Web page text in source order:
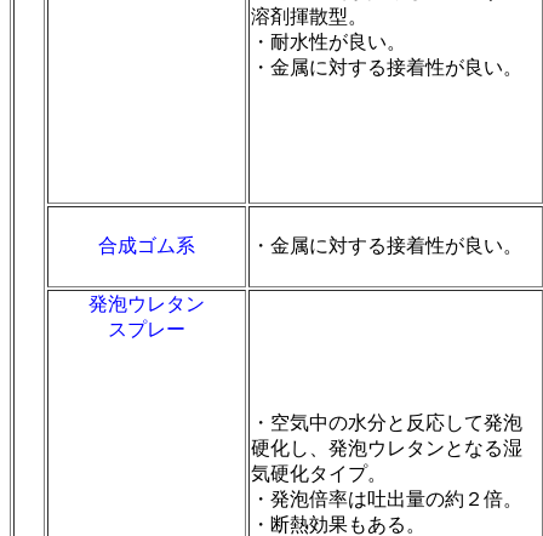
溶剤揮散型。
・耐水性が良い。
・金属に対する接着性が良い。
合成ゴム系 ・金属に対する接着性が良い。
発泡ウレタン
スプレー
・空気中の水分と反応して発泡
硬化し、発泡ウレタンとなる湿
気硬化タイプ。
・発泡倍率は吐出量の約２倍。
・断熱効果もある。